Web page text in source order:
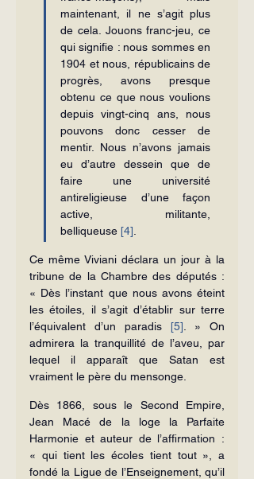
maintenant, il ne s’agit plus
de cela. Jouons franc-jeu, ce
qui signifie : nous sommes en
1904 et nous, républicains de
progrès, avons presque
obtenu ce que nous voulions
depuis vingt-cinq ans, nous
pouvons donc cesser de
mentir. Nous n’avons jamais
eu d’autre dessein que de
faire une université
antireligieuse d’une façon
active, militante,
belliqueuse [4]
Ce même Viviani déclara un jour à la
tribune de la Chambre des députés :
« Dès l’instant que nous avons éteint
les étoiles, il s’agit d’établir sur terre
l’équivalent d’un paradis [5] . » On
admirera la tranquillité de l’aveu, par
lequel il apparaît que Satan est
vraiment le père du mensonge.
Dès 1866, sous le Second Empire,
Jean Macé de la loge la Parfaite
Harmonie et auteur de l’affirmation :
« qui tient les écoles tient tout », a
fondé la Ligue de l’Enseignement, qu’il